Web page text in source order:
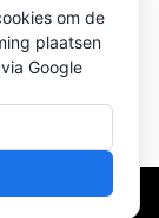
-
om de
plaatsen
Google